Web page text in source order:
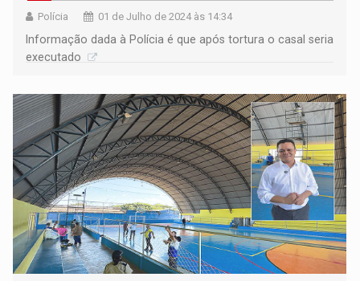
Polícia 01 de Julho de 2024 às 14:34
Informação dada à Polícia é que após tortura o casal seria
executado